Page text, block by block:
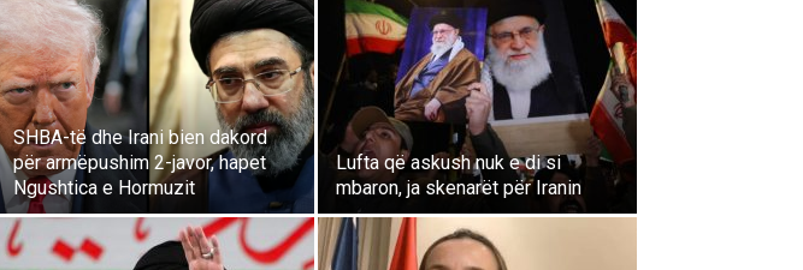
SHBA-të dhe Irani bien dakord
për armëpushim 2-javor, hapet
Ngushtica e Hormuzit
Lufta që askush nuk e di si
mbaron, ja skenarët për Iranin